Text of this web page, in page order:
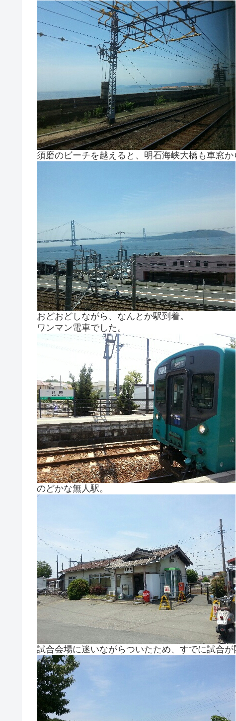
須磨のビーチを越えると、明石海峡大橋も車窓
おどおどしながら、なんとか駅到着。
ワンマン電車でした。
のどかな無人駅。
試合会場に迷いながらついたため、すでに試合